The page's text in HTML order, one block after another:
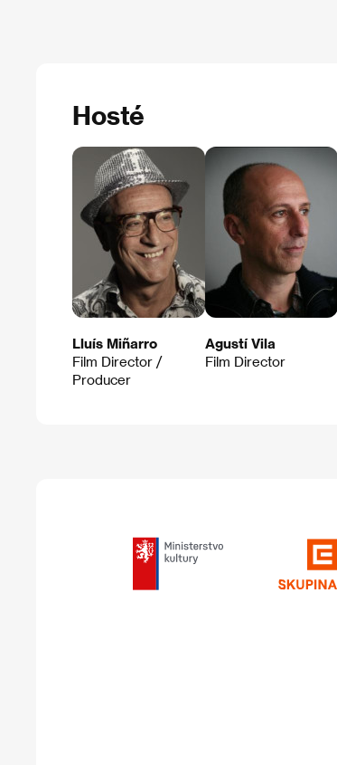
Hosté
Lluís Miñarro
Film Director /
Producer
Agustí Vila
Film Director